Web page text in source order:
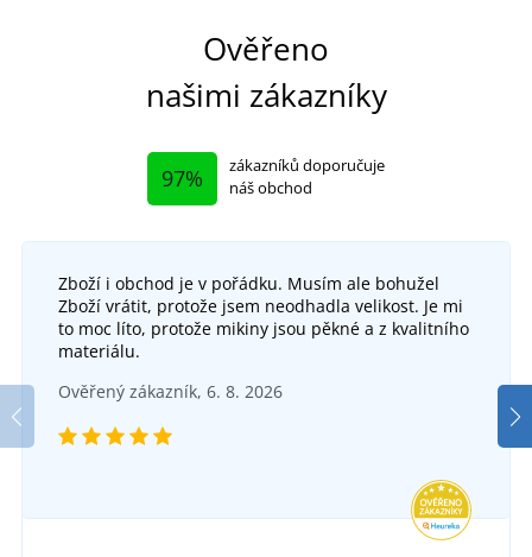
Ověřeno
našimi zákazníky
97%
zákazníků doporučuje
náš obchod
Zboží i obchod je v pořádku. Musím ale bohužel
Zboží vrátit, protože jsem neodhadla velikost. Je mi
to moc líto, protože mikiny jsou pěkné a z kvalitního
materiálu.
Ověřený zákazník, 6. 8. 2026